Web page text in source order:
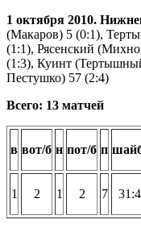
1 октября 2010.
(Макаров) 5 (0:1),
(1:1), Рясенский
(1:3), Куинт
Пестушко) 57 (2:4)
Всего: 13 матчей
в вот/б н пот/б п
1 2 1 2 7